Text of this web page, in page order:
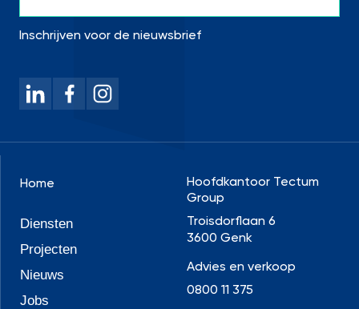
Inschrijven voor de nieuwsbrief
Home
Diensten
Projecten
Nieuws
Jobs
Hoofdkantoor Tectum
Group
Troisdorflaan 6
3600 Genk
Advies en verkoop
0800 11 375